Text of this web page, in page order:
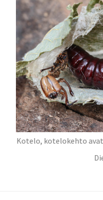
Kotelo, kotelokehto